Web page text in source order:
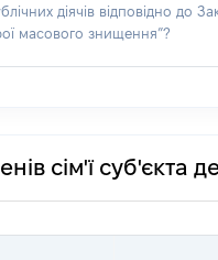
діячів відповідно до
масового знищення”?
сім'ї суб'єкта